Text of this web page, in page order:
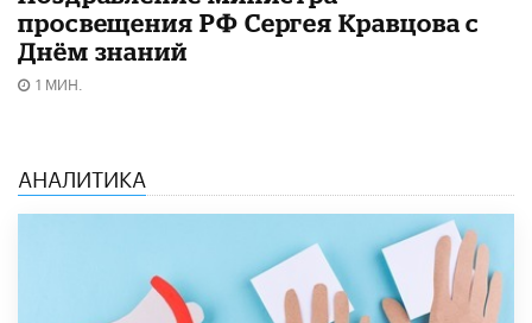
просвещения РФ Сергея Кравцова с
Днём знаний
1 МИН.
АНАЛИТИКА